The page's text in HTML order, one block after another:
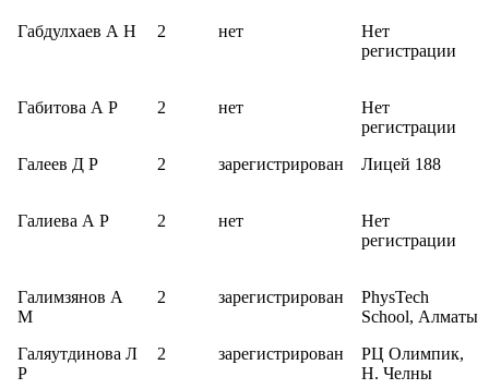
Габдулхаев А Н 2 нет
Нет
регистрации
Габитова А Р 2 нет
Нет
регистрации
Галеев Д Р
2 зарегистрирован Лицей 188
Галиева А Р 2 нет
Нет
регистрации
Галимзянов А
М
2 зарегистрирован
PhysTech
School, Алматы
Галяутдинова Л
Р
2 зарегистрирован
РЦ Олимпик,
Н. Челны